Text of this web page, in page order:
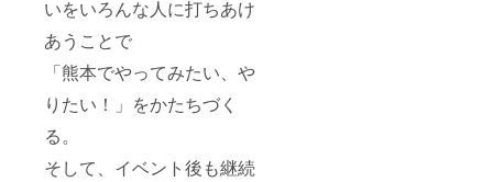
いをいろんな人に打ちあけ
あうことで
「熊本でやってみたい、や
りたい！」をかたちづく
る。
そして、イベント後も継続